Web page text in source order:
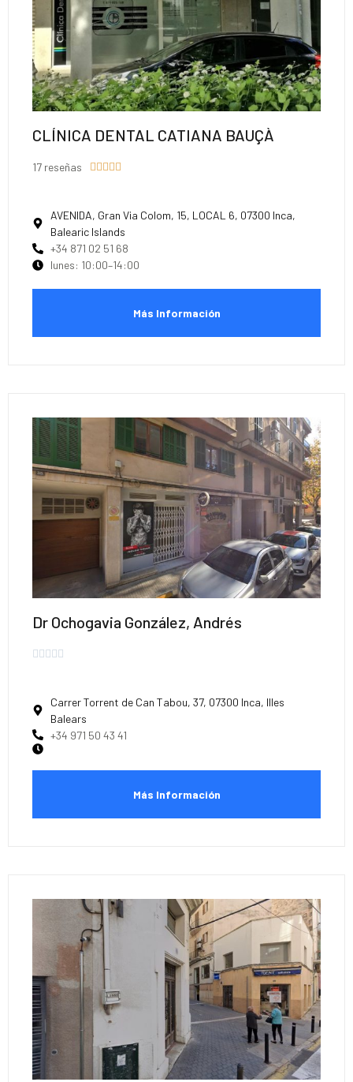
CLÍNICA DENTAL CATIANA BAUÇÀ
17 reseñas     
AVENIDA, Gran Via Colom, 15, LOCAL 6, 07300 Inca,
Balearic Islands
+34 871 02 51 68
lunes: 10:00–14:00
Más Información
Dr Ochogavia González, Andrés
    
Carrer Torrent de Can Tabou, 37, 07300 Inca, Illes
Balears
+34 971 50 43 41
Más Información